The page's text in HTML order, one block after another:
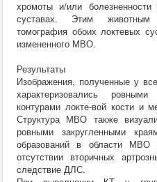
хромоты и/или
суставах. Этим животным
томография обоих локтевых
измененного МВО.
Результаты
Изображения, полученные у
характеризовались
контурами локте-вой кости и
Структура МВО также
ровными закругленными
образований в области МВО
отсутствии вторичных
следствие ДЛС.